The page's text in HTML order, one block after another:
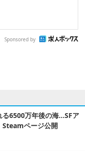
Sponsored by
る6500万年後の海…SFア
Steamページ公開